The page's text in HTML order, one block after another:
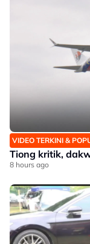
VIDEO TERKINI &
Tiong kritik,
8 hours ago